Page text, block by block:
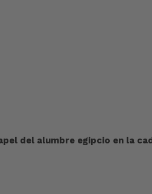
del alumbre egipcio en la